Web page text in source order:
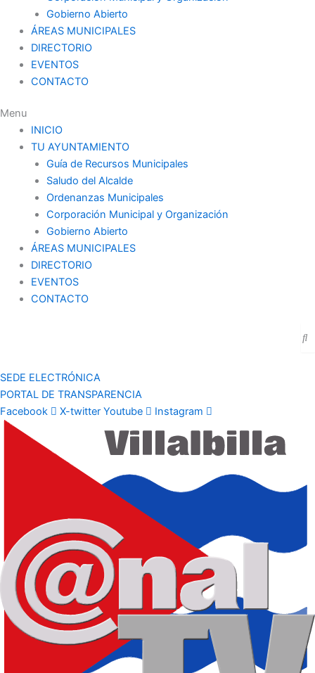
Gobierno Abierto
ÁREAS MUNICIPALES
DIRECTORIO
EVENTOS
CONTACTO
Menu
INICIO
TU AYUNTAMIENTO
Guía de Recursos Municipales
Saludo del Alcalde
Ordenanzas Municipales
Corporación Municipal y Organización
Gobierno Abierto
ÁREAS MUNICIPALES
DIRECTORIO
EVENTOS
CONTACTO
SEDE ELECTRÓNICA
PORTAL DE TRANSPARENCIA
Facebook
X-twitter Youtube Instagram